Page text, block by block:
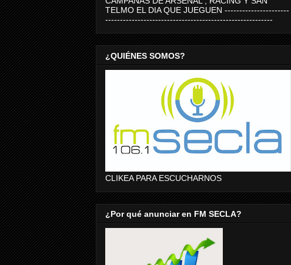
TELMO EL DIA QUE JUEGUEN ----------------------
---------------------------------------------------------
¿QUIÉNES SOMOS?
CLIKEA PARA ESCUCHARNOS
¿Por qué anunciar en FM SECLA?